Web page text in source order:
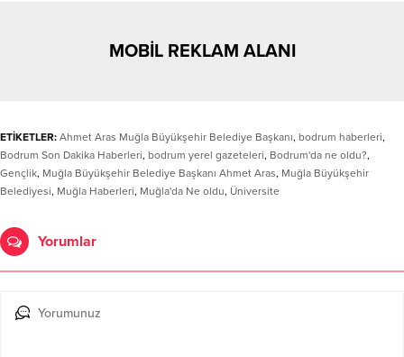
MOBİL REKLAM ALANI
ETİKETLER: Ahmet Aras Muğla Büyükşehir Belediye Başkanı, bodrum haberleri,
Bodrum Son Dakika Haberleri, bodrum yerel gazeteleri, Bodrum'da ne oldu?,
Gençlik, Muğla Büyükşehir Belediye Başkanı Ahmet Aras, Muğla Büyükşehir
Belediyesi, Muğla Haberleri, Muğla'da Ne oldu, Üniversite
Yorumlar